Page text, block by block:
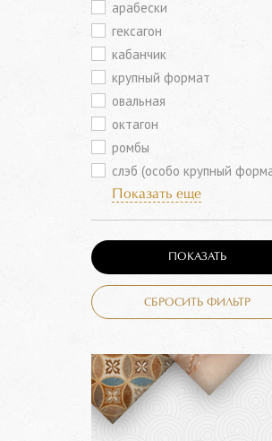
арабески
гексагон
кабанчик
крупный формат
овальная
октагон
ромбы
слэб (особо крупный
Показать еще
ПОКАЗАТЬ
СБРОСИТЬ ФИЛЬТР